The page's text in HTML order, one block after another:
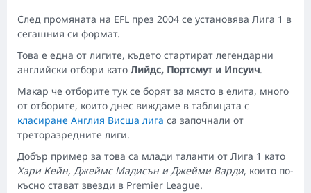
След промяната на EFL през 2004 се установява Лига 1 в
сегашния си формат.
Това е една от лигите, където стартират легендарни
английски отбори като Лийдс, Портсмут и Ипсуич.
Макар че отборите тук се борят за място в елита, много
от отборите, които днес виждаме в таблицата с
класиране Англия Висша лига са започнали от
треторазредните лиги.
Добър пример за това са млади таланти от Лига 1 като
Хари Кейн, Джеймс Мадисън и Джейми Варди, които по-
късно стават звезди в Premier League.